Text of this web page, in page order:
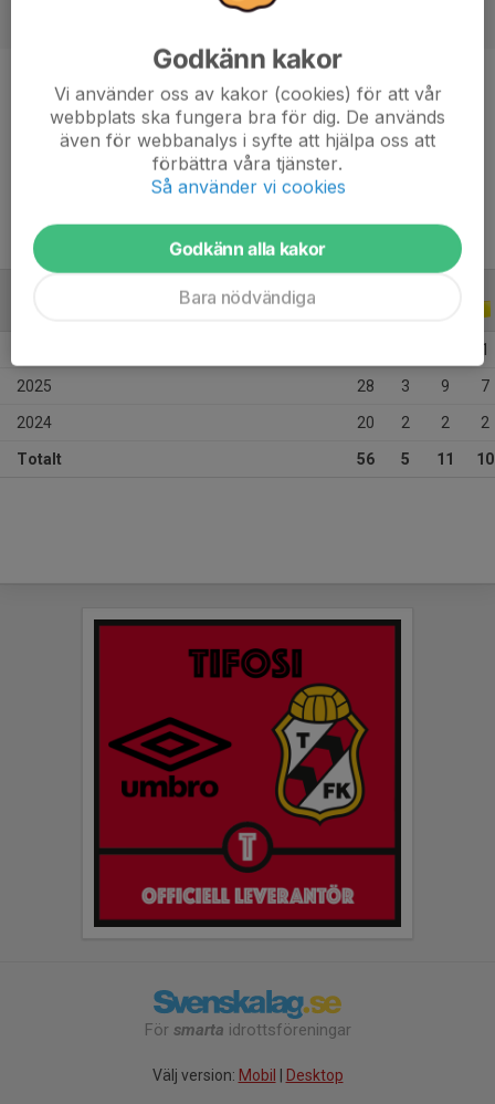
Position
-
Ålder
18 år
Skoftebyns IF
1
2025 28 3 9 7
2024 20 2 2 2
Totalt 56 5 11 10
För smarta idrottsföreningar
Välj version: Mobil Desktop
Godkänn kakor
Vi använder oss av kakor (cookies) för att vår
webbplats ska fungera bra för dig. De används
även för webbanalys i syfte att hjälpa oss att
förbättra våra tjänster.
Så använder vi cookies
Godkänn alla kakor
Bara nödvändiga